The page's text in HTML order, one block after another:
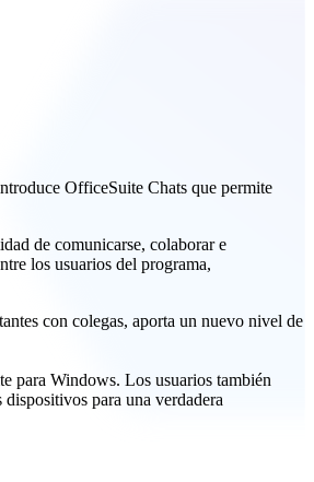
OfficeSuite Chats que permite
de comunicarse, colaborar e
los usuarios del programa,
con colegas, aporta un nuevo nivel de
para Windows. Los usuarios también
para una verdadera